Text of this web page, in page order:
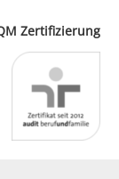
Zertifizierung